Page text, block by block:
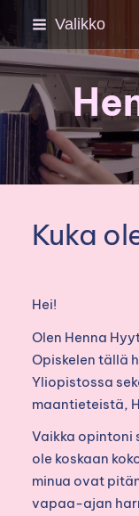
Siirry
sivun
sisältöön
Valikko
Kuka
Hei!
Olen Henna
Opiskelen tällä
Yliopistossa
maantieteistä,
Vaikka opintoni
ole koskaan
minua ovat
vapaa-ajan